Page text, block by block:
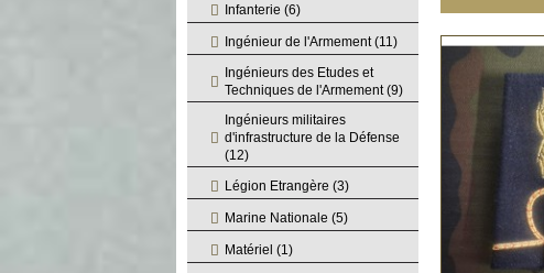
Infanterie (6)
Ingénieur de l'Armement(11)
Ingénieurs des Etudes et
Techniques de l'Armement(9)
Ingénieurs militaires
d'infrastructure de la Défense
(12)
Légion Etrangère (3)
Marine Nationale (5)
Matériel (1)